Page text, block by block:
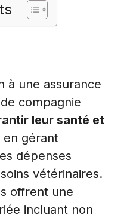
à une assurance
compagnie
leur santé et
en gérant
dépenses
vétérinaires.
offrent une
incluant non